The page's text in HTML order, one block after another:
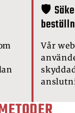
🛡️
Vår